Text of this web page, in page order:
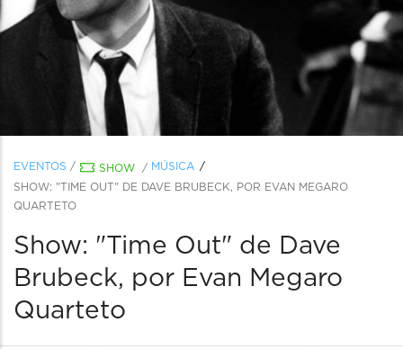
EVENTOS / SHOW / MÚSICA
SHOW: "TIME OUT" DE DAVE BRUBECK, POR EVAN MEGARO
QUARTETO
Show: "Time Out" de Dave
Brubeck, por Evan Megaro
Quarteto